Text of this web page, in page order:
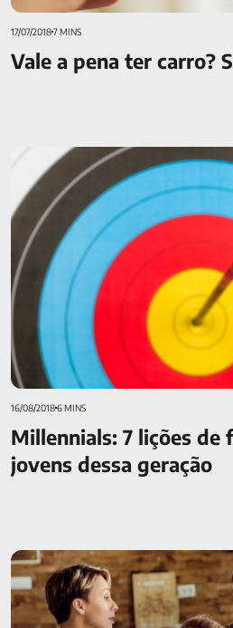
17/07/20187 MINS
Vale a pena ter carro?
Millennials: 7 lições de finanças
16/08/20186 MINS
Millennials: 7 lições de
jovens dessa geração
6 dicas para planejar e reduzir os
família